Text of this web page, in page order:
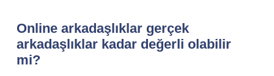
Online arkadaşlıklar gerçek
arkadaşlıklar kadar değerli olabilir
mi?